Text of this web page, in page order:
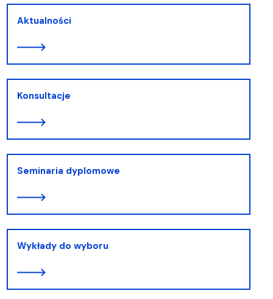
Aktualności
Konsultacje
Seminaria dyplomowe
Wykłady do wyboru